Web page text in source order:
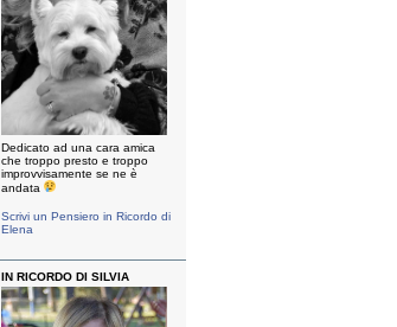
Dedicato ad una cara amica
che troppo presto e troppo
improvvisamente se ne è
andata
Scrivi un Pensiero in Ricordo di
Elena
IN RICORDO DI SILVIA